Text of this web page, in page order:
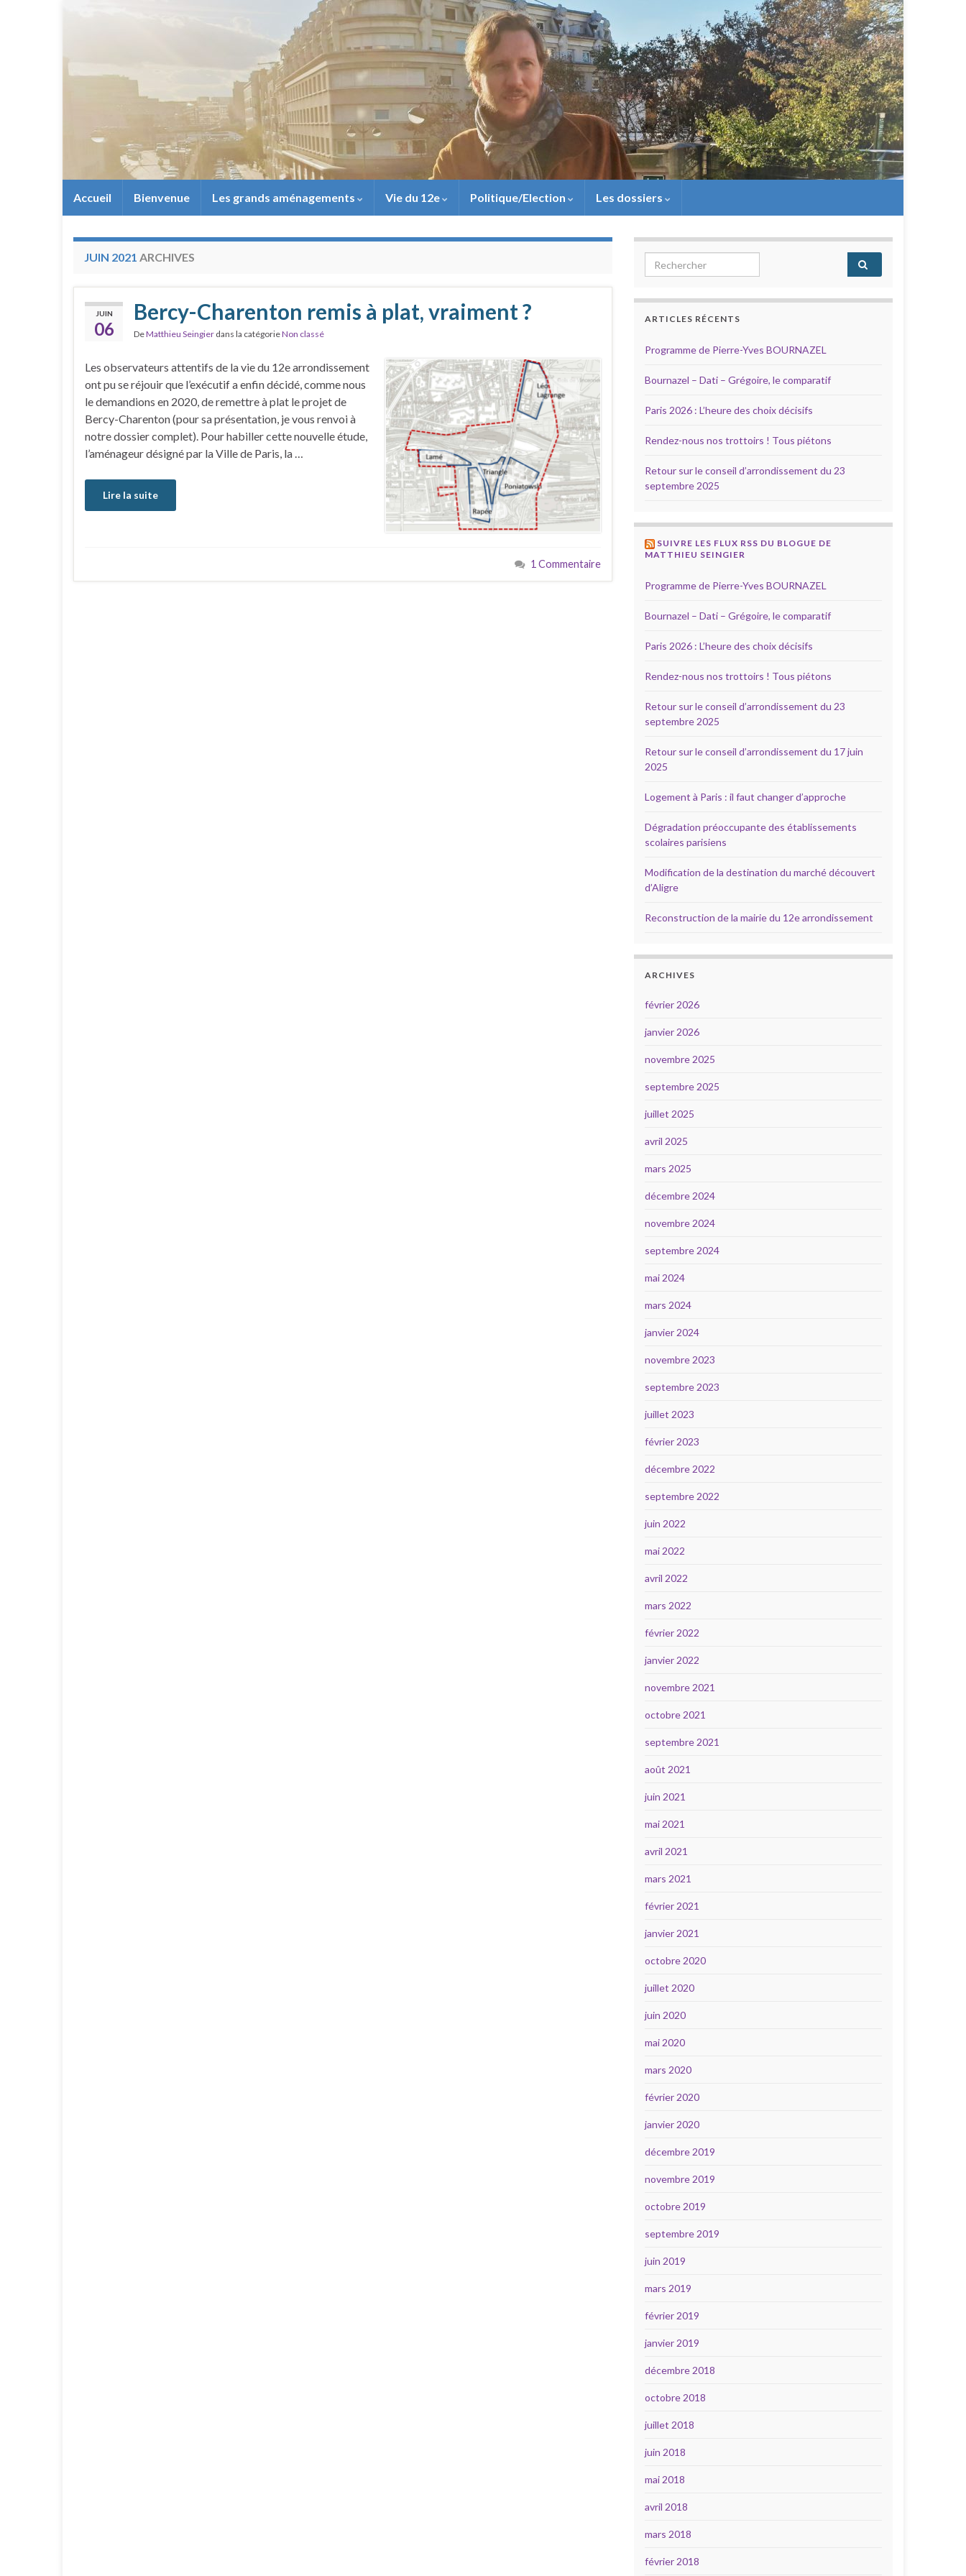
Accueil Bienvenue Les grands aménagements Vie du 12e Politique/Election Les dossiers
JUIN 2021 ARCHIVES
JUIN
06
Bercy-Charenton remis à plat, vraiment ?
DeMatthieu Seingier dans la catégorieNon classé
Les observateurs attentifs de la vie du 12e arrondissement
ont pu se réjouir que l’exécutif a enfin décidé, comme nous
le demandions en 2020, de remettre à plat le projet de
Bercy-Charenton (pour sa présentation, je vous renvoi à
notre dossier complet). Pour habiller cette nouvelle étude,
l’aménageur désigné par la Ville de Paris, la …
Lire la suite
1 Commentaire
Search for:
ARTICLES RÉCENTS
Programme de Pierre-Yves BOURNAZEL
Bournazel – Dati – Grégoire, le comparatif
Paris 2026 : L’heure des choix décisifs
Rendez-nous nos trottoirs ! Tous piétons
Retour sur le conseil d’arrondissement du 23
septembre 2025
SUIVRE LES FLUX RSS DU BLOGUE DE
MATTHIEU SEINGIER
Programme de Pierre-Yves BOURNAZEL
Bournazel – Dati – Grégoire, le comparatif
Paris 2026 : L’heure des choix décisifs
Rendez-nous nos trottoirs ! Tous piétons
Retour sur le conseil d’arrondissement du 23
septembre 2025
Retour sur le conseil d’arrondissement du 17 juin
2025
Logement à Paris : il faut changer d’approche
Dégradation préoccupante des établissements
scolaires parisiens
Modification de la destination du marché découvert
d’Aligre
Reconstruction de la mairie du 12e arrondissement
ARCHIVES
février 2026
janvier 2026
novembre 2025
septembre 2025
juillet 2025
avril 2025
mars 2025
décembre 2024
novembre 2024
septembre 2024
mai 2024
mars 2024
janvier 2024
novembre 2023
septembre 2023
juillet 2023
février 2023
décembre 2022
septembre 2022
juin 2022
mai 2022
avril 2022
mars 2022
février 2022
janvier 2022
novembre 2021
octobre 2021
septembre 2021
août 2021
juin 2021
mai 2021
avril 2021
mars 2021
février 2021
janvier 2021
octobre 2020
juillet 2020
juin 2020
mai 2020
mars 2020
février 2020
janvier 2020
décembre 2019
novembre 2019
octobre 2019
septembre 2019
juin 2019
mars 2019
février 2019
janvier 2019
décembre 2018
octobre 2018
juillet 2018
juin 2018
mai 2018
avril 2018
mars 2018
février 2018